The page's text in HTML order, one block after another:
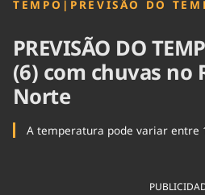
TEMPO | PREVISÃO DO
PREVISÃO DO
(6) com chuvas no
Norte
A temperatura pode variar entre